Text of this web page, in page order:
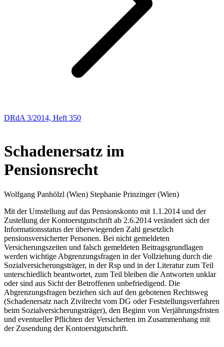
DRdA 3/2014, Heft 350
Schadenersatz im
Pensionsrecht
Wolfgang Panhölzl (Wien) Stephanie Prinzinger(Wien)
Mit der Umstellung auf das Pensionskonto mit 1.1.2014 und der
Zustellung der Kontoerstgutschrift ab 2.6.2014 verändert sich der
Informationsstatus der überwiegenden Zahl gesetzlich
pensionsversicherter Personen. Bei nicht gemeldeten
Versicherungszeiten und falsch gemeldeten Beitragsgrundlagen
werden wichtige Abgrenzungsfragen in der Vollziehung durch die
Sozialversicherungsträger, in der Rsp und in der Literatur zum Teil
unterschiedlich beantwortet, zum Teil bleiben die Antworten unklar
oder sind aus Sicht der Betroffenen unbefriedigend. Die
Abgrenzungsfragen beziehen sich auf den gebotenen Rechtsweg
(Schadenersatz nach Zivilrecht vom DG oder Feststellungsverfahren
beim Sozialversicherungsträger), den Beginn von Verjährungsfristen
und eventueller Pflichten der Versicherten im Zusammenhang mit
der Zusendung der Kontoerstgutschrift.